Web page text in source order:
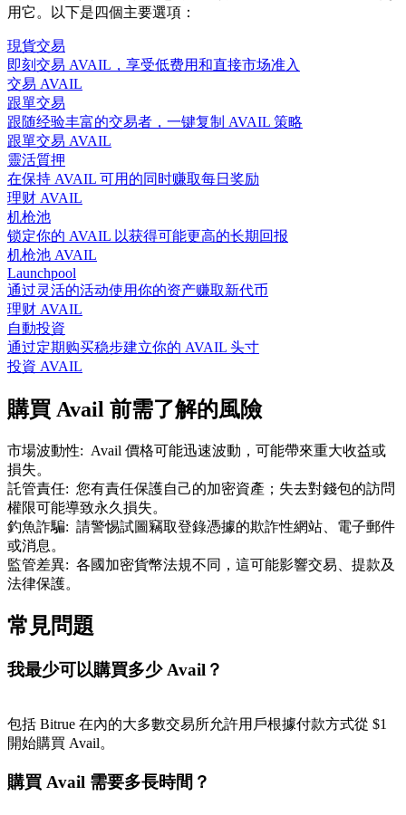
用它。以下是四個主要選項：
現貨交易
即刻交易 AVAIL，享受低费用和直接市场准入
交易 AVAIL
跟單交易
跟随经验丰富的交易者，一键复制 AVAIL 策略
跟單交易 AVAIL
靈活質押
在保持 AVAIL 可用的同时赚取每日奖励
理财 AVAIL
机枪池
锁定你的 AVAIL 以获得可能更高的长期回报
机枪池 AVAIL
Launchpool
通过灵活的活动使用你的资产赚取新代币
理财 AVAIL
自動投資
通过定期购买稳步建立你的 AVAIL 头寸
投資 AVAIL
購買 Avail 前需了解的風險
市場波動性: Avail 價格可能迅速波動，可能帶來重大收益或
損失。
託管責任: 您有責任保護自己的加密資產；失去對錢包的訪問
權限可能導致永久損失。
釣魚詐騙: 請警惕試圖竊取登錄憑據的欺詐性網站、電子郵件
或消息。
監管差異: 各國加密貨幣法規不同，這可能影響交易、提款及
法律保護。
常見問題
我最少可以購買多少 Avail？
包括 Bitrue 在內的大多數交易所允許用戶根據付款方式從 $1
開始購買 Avail。
購買 Avail 需要多長時間？